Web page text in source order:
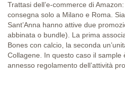
Trattasi dell’e-commerce di Amazon:
consegna solo a Milano e Roma.
Sant’Anna hanno attive due
abbinata o bundle). La prima
Bones con calcio, la seconda
Collagene. In questo caso il sample
annesso regolamento dell’attività